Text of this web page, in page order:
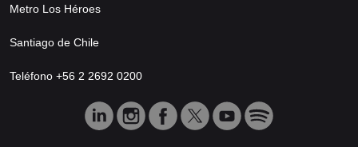
Metro Los Héroes
Santiago de Chile
Teléfono +56 2 2692 0200